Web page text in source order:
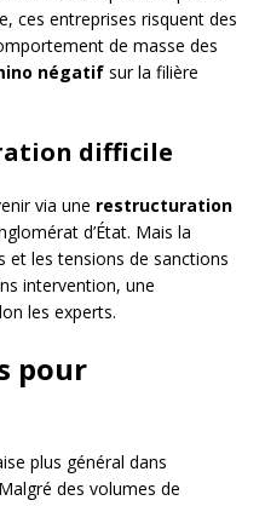
ces entreprises risquent des
de masse des
négatif sur la filière
difficile
via une restructuration
d’État. Mais la
et les tensions de sanctions
intervention, une
les experts.
pour
plus général dans
des volumes de